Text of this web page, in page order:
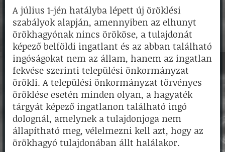
A július 1-jén hatályba lépett új öröklési
szabályok alapján, amennyiben az elhunyt
örökhagyónak nincs örököse, a tulajdonát
képező belföldi ingatlant és az abban található
ingóságokat nem az állam, hanem az ingatlan
fekvése szerinti települési önkormányzat
örökli. A települési önkormányzat törvényes
öröklése esetén minden olyan, a hagyaték
tárgyát képező ingatlanon található ingó
dolognál, amelynek a tulajdonjoga nem
állapítható meg, vélelmezni kell azt, hogy az
örökhagyó tulajdonában állt halálakor.